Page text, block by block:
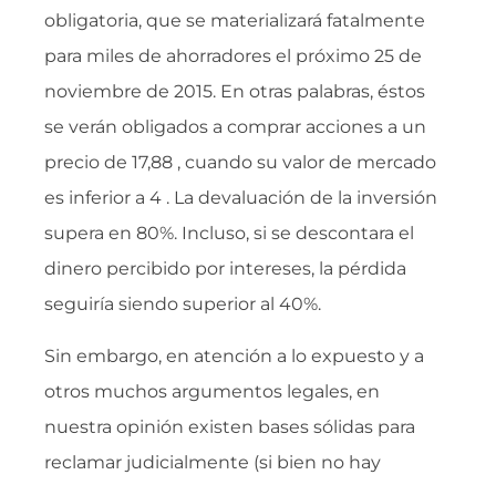
obligatoria, que se materializará fatalmente
para miles de ahorradores el próximo 25 de
noviembre de 2015. En otras palabras, éstos
se verán obligados a comprar acciones a un
precio de 17,88 , cuando su valor de mercado
es inferior a 4 . La devaluación de la inversión
supera en 80%. Incluso, si se descontara el
dinero percibido por intereses, la pérdida
seguiría siendo superior al 40%.
Sin embargo, en atención a lo expuesto y a
otros muchos argumentos legales, en
nuestra opinión existen bases sólidas para
reclamar judicialmente (si bien no hay